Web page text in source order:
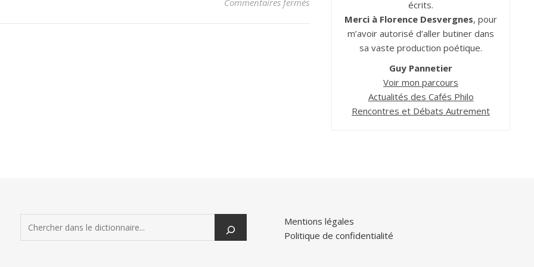
Commentaires fermés
écrits.
Merci à Florence Desvergnes, pour
m’avoir autorisé d’aller butiner dans
sa vaste production poétique.
Guy Pannetier
Voir mon parcours
Actualités des Cafés Philo
Rencontres et Débats Autrement
Mentions légales
Politique de confidentialité